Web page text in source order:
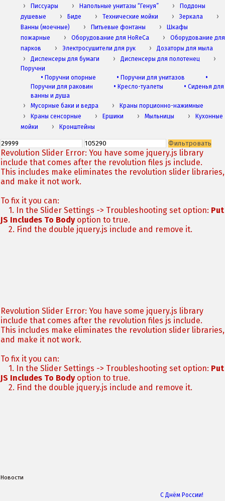
Писсуары Напольные унитазы “Генуя”
Поддоны
душевые
Биде Технические мойки
Зеркала
Ванны (моечные)
Питьевые фонтаны
Шкафы
пожарные
Оборудование для HoReCa
Оборудование для
парков
Электросушители для рук
Дозаторы для мыла
Диспенсеры для бумаги
Диспенсеры для полотенец
Поручни
• Поручни опорные • Поручни для унитазов
•
Поручни для раковин
• Кресло-туалеты • Сиденья для
ванны и душа
Мусорные баки и ведра
Краны порционно-нажимные
Краны сенсорные
Ершики Мыльницы
Кухонные
мойки
Кронштейны
Фильтровать
Revolution Slider Error: You have some jquery.js library
include that comes after the revolution files js include.
This includes make eliminates the revolution slider libraries,
and make it not work.
To fix it you can:
1. In the Slider Settings -> Troubleshooting set option: Put
JS Includes To Bodyoption to true.
2. Find the double jquery.js include and remove it.
Revolution Slider Error: You have some jquery.js library
include that comes after the revolution files js include.
This includes make eliminates the revolution slider libraries,
and make it not work.
To fix it you can:
1. In the Slider Settings -> Troubleshooting set option: Put
JS Includes To Bodyoption to true.
2. Find the double jquery.js include and remove it.
Новости
С Днём России!